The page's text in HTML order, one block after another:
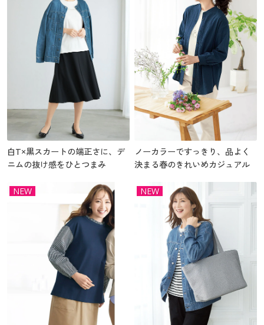
白T×黒スカートの端正さに、デ
ニムの抜け感をひとつまみ
ノーカラーですっきり、品よく
決まる春のきれいめカジュアル
NEW NEW